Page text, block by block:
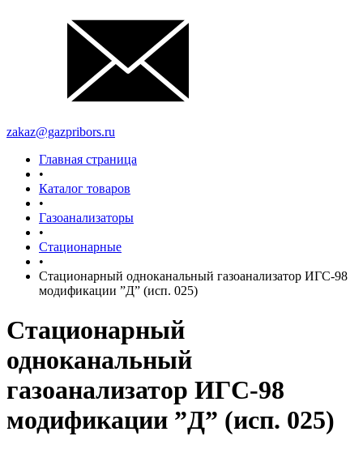
zakaz@gazpribors.ru
Главная страница
•
Каталог товаров
•
Газоанализаторы
•
Стационарные
•
Стационарный одноканальный газоанализатор ИГС-98
модификации ”Д” (исп. 025)
Стационарный
одноканальный
газоанализатор ИГС-98
модификации ”Д” (исп. 025)